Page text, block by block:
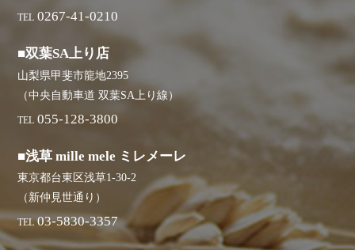
TEL 0267-41-0210
■双葉SA上り店
山梨県甲斐市龍地2395
（中央自動車道 双葉SA上り線）
TEL 055-128-3800
■浅草 mille mele ミレメーレ
東京都台東区浅草1-30-2
（新仲見世通り）
TEL 03-5830-3357